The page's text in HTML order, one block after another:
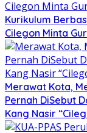
Kurikulum
Cilegon Minta
Merawat Kota,
Pernah DiSebut
Kang Nasir